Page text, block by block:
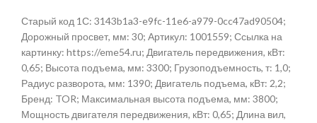
Старый код 1С: 3143b1a3-e9fc-11e6-a979-0cc47ad90504;
Дорожный просвет, мм: 30; Артикул: 1001559; Ссылка на
картинку: https://eme54.ru; Двигатель передвижения, кВт:
0,65; Высота подъема, мм: 3300; Грузоподъемность, т: 1,0;
Радиус разворота, мм: 1390; Двигатель подъема, кВт: 2,2;
Бренд: TOR; Максимальная высота подъема, мм: 3800;
Мощность двигателя передвижения, кВт: 0,65; Длина вил,